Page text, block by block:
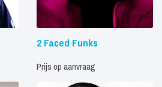
2 Faced Funks
Prijs op aanvraag